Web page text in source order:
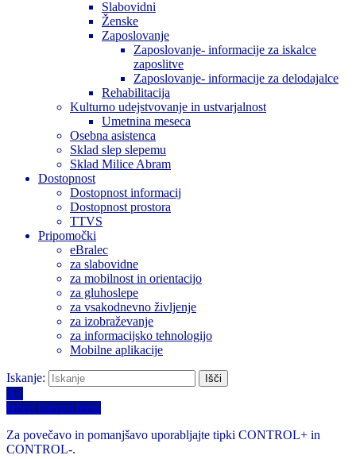
Slabovidni
Ženske
Zaposlovanje
Zaposlovanje- informacije za iskalce
zaposlitve
Zaposlovanje- informacije za delodajalce
Rehabilitacija
Kulturno udejstvovanje in ustvarjalnost
Umetnina meseca
Osebna asistenca
Sklad slep slepemu
Sklad Milice Abram
Dostopnost
Dostopnost informacij
Dostopnost prostora
TTVS
Pripomočki
eBralec
za slabovidne
za mobilnost in orientacijo
za gluhoslepe
za vsakodnevno življenje
za izobraževanje
za informacijsko tehnologijo
Mobilne aplikacije
Iskanje:
A+
Izberi barvno temo
Za povečavo in pomanjšavo uporabljajte tipki CONTROL+ in
CONTROL-.